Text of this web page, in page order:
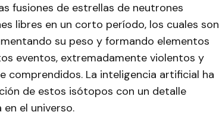
fusiones de estrellas de neutrones
libres en un corto período, los cuales son
su peso y formando elementos
eventos, extremadamente violentos y
comprendidos. La inteligencia artificial ha
de estos isótopos con un detalle
el universo.